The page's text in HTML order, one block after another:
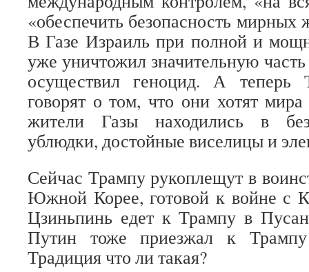
«обеспечить безопасность мирных
В Газе Израиль при полной и
уже уничтожил значительную
осуществил геноцид. А теперь
говорят о том, что они хотят
жители Газы находились в
ублюдки, достойные виселицы и
Сейчас Трампу рукоплещут в
Южной Корее, готовой к войне с
Цзиньпинь едет к Трампу в
Путин тоже приезжал к
Традиция что ли такая?